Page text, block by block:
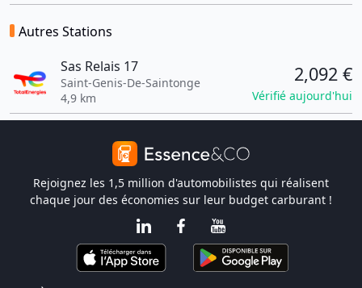
Autres Stations
Sas Relais 17
Saint-Genis-De-Saintonge
4,9 km
2,092 €
Vérifié aujourd'hui
Rejoignez les 1,5 million d'automobilistes qui réalisent
chaque jour des économies sur leur budget carburant !